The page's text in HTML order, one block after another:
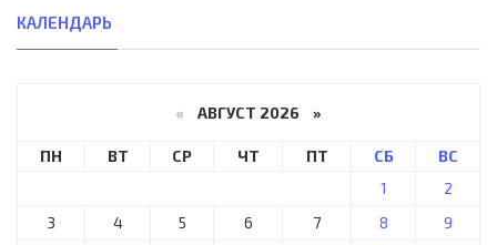
КАЛЕНДАРЬ
« АВГУСТ 2026 »
ПН ВТ СР ЧТ ПТ СБ
ВС
1
2
3
4 5 6 7 8
9